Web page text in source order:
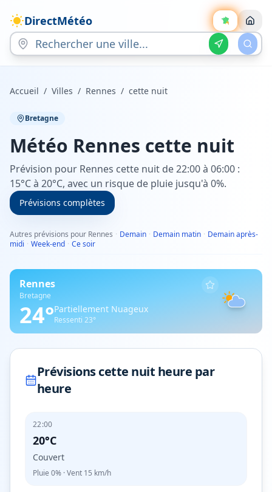
DirectMétéo
Accueil / Villes / Rennes / cette nuit
Bretagne
Météo Rennes cette nuit
Prévision pour Rennes cette nuit de 22:00 à 06:00 :
15°C à 20°C, avec un risque de pluie jusqu'à 0%.
Prévisions complètes
Autres prévisions pour Rennes · Demain · Demain matin · Demain après-
midi · Week-end · Ce soir
Rennes
Bretagne
24°Partiellement Nuageux
Ressenti 23°
Prévisions cette nuit heure par
heure
22:00
20°C
Couvert
Pluie 0% · Vent 15 km/h